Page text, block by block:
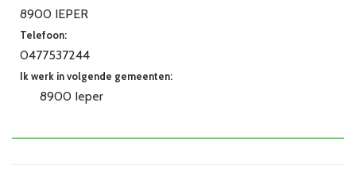
8900 IEPER
Telefoon:
0477537244
Ik werk in volgende gemeenten:
8900 Ieper